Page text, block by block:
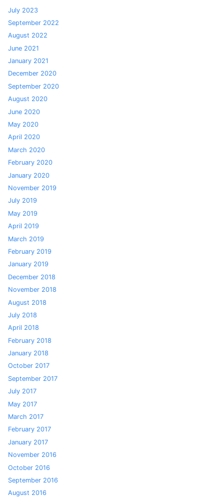
July 2023
September 2022
August 2022
June 2021
January 2021
December 2020
September 2020
August 2020
June 2020
May 2020
April 2020
March 2020
February 2020
January 2020
November 2019
July 2019
May 2019
April 2019
March 2019
February 2019
January 2019
December 2018
November 2018
August 2018
July 2018
April 2018
February 2018
January 2018
October 2017
September 2017
July 2017
May 2017
March 2017
February 2017
January 2017
November 2016
October 2016
September 2016
August 2016